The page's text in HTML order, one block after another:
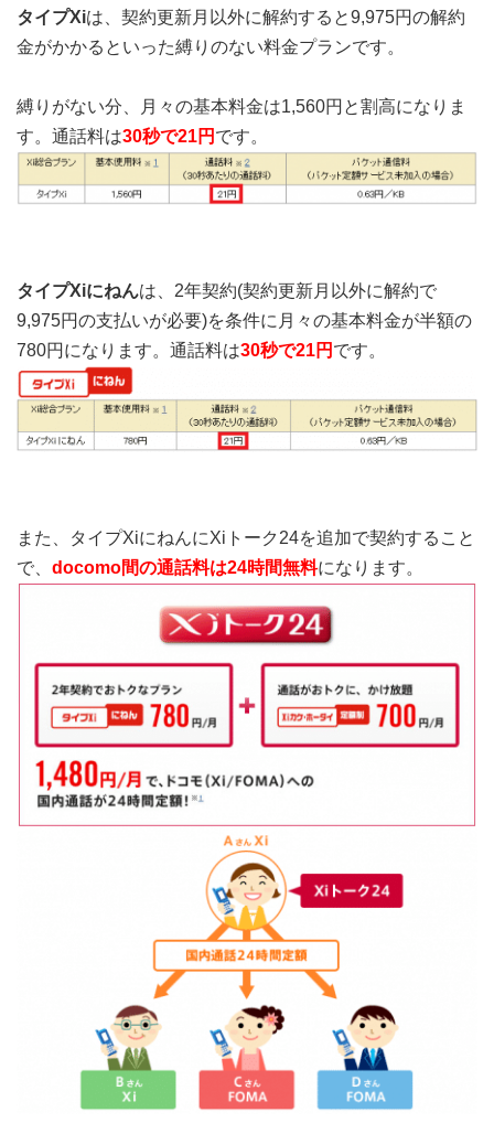
タイプXiは、契約更新月以外に解約すると9,975円の解約
金がかかるといった縛りのない料金プランです。
縛りがない分、月々の基本料金は1,560円と割高になりま
す。通話料は30秒で21円 です。
タイプXiにねんは、2年契約(契約更新月以外に解約で
9,975円の支払いが必要)を条件に月々の基本料金が半額の
780円になります。通話料は30秒で21円 です。
また、タイプXiにねんにXiトーク24を追加で契約すること
で、 docomo間の通話料は24時間無料になります。